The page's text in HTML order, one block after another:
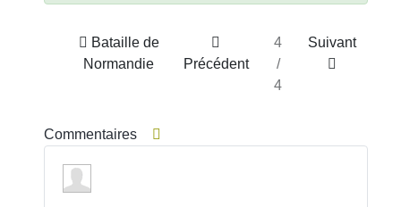
Bataille de
Normandie
Précédent
4
/
4
Suivant
Commentaires